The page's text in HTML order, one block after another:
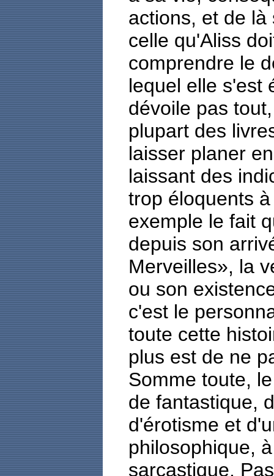
actions, et de là
celle qu'Aliss
comprendre le
lequel elle s'est
dévoile pas
plupart des
laisser planer
laissant des
trop éloquents
exemple le fait
depuis son
Merveilles», la
ou son
c'est le
toute cette
plus est de ne
Somme toute,
de fantastique,
d'érotisme et
philosophique,
sarcastique.